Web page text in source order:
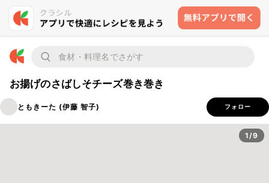
お揚げのさばしそチーズ巻き巻き
ともきーた (伊藤 智子) フォロー
1/9